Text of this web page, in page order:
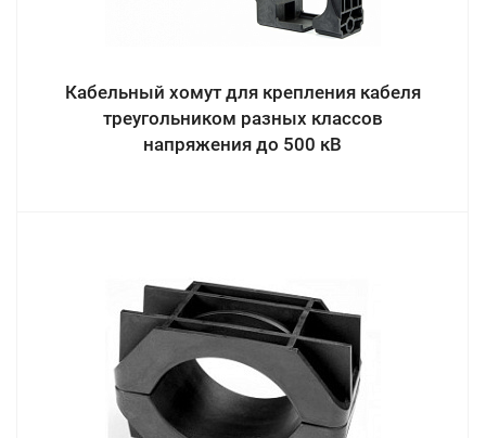
Кабельный хомут для крепления кабеля
треугольником разных классов
напряжения до 500 кВ